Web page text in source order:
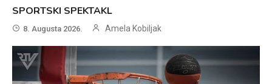
SPORTSKI SPEKTAKL
8. Augusta 2026. Amela Kobiljak